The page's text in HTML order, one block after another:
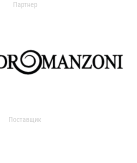
Партнер
Поставщик